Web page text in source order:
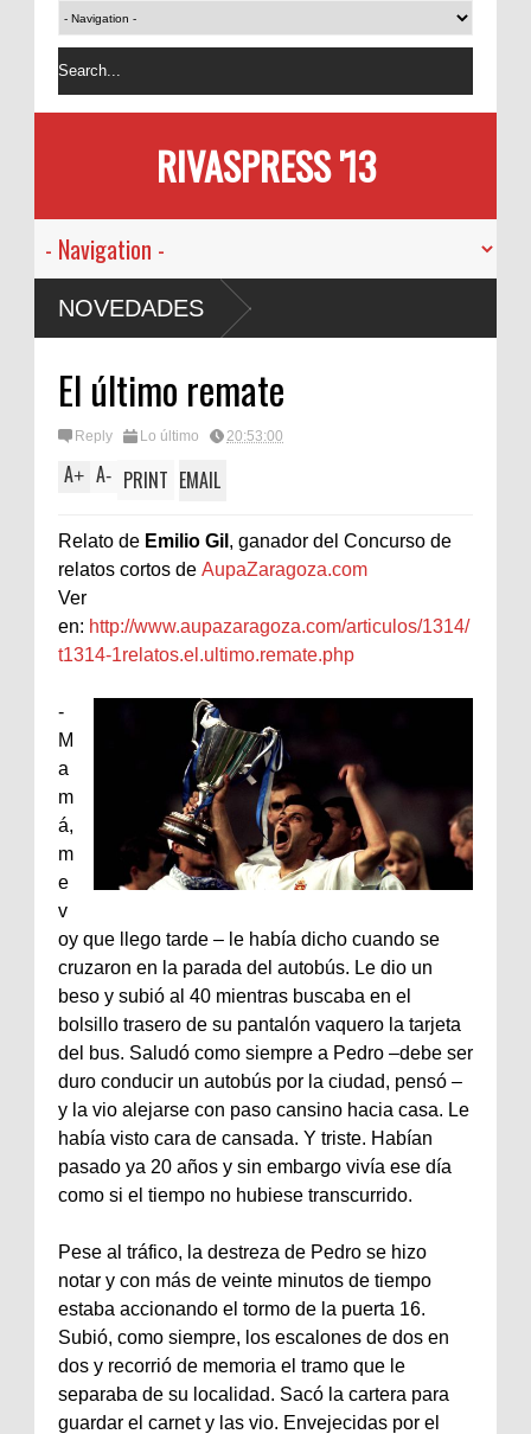
RIVASPRESS '13
NOVEDADES
El último remate
Reply Lo último 20:53:00
A+ A- PRINT EMAIL
Relato de Emilio Gil , ganador del Concurso de
relatos cortos de AupaZaragoza.com
Ver
en: http://www.aupazaragoza.com/articulos/1314/
t1314-1relatos.el.ultimo.remate.php
-
M
a
m
á,
m
e
v
oy que llego tarde – le había dicho cuando se
cruzaron en la parada del autobús. Le dio un
beso y subió al 40 mientras buscaba en el
bolsillo trasero de su pantalón vaquero la tarjeta
del bus. Saludó como siempre a Pedro –debe ser
duro conducir un autobús por la ciudad, pensó –
y la vio alejarse con paso cansino hacia casa. Le
había visto cara de cansada. Y triste. Habían
pasado ya 20 años y sin embargo vivía ese día
como si el tiempo no hubiese transcurrido.
Pese al tráfico, la destreza de Pedro se hizo
notar y con más de veinte minutos de tiempo
estaba accionando el tormo de la puerta 16.
Subió, como siempre, los escalones de dos en
dos y recorrió de memoria el tramo que le
separaba de su localidad. Sacó la cartera para
guardar el carnet y las vio. Envejecidas por el